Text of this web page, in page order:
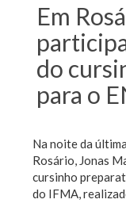
Em
do
para o
Na noite da
Rosário, Jonas
cursinho
do IFMA,